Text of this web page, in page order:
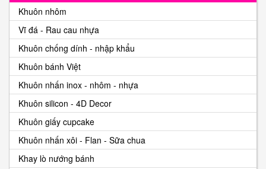
Khuôn nhôm
Vĩ đá - Rau cau nhựa
Khuôn chống dính - nhập khẩu
Khuôn bánh Việt
Khuôn nhấn inox - nhôm - nhựa
Khuôn silicon - 4D Decor
Khuôn giấy cupcake
Khuôn nhấn xôi - Flan - Sữa chua
Khay lò nướng bánh